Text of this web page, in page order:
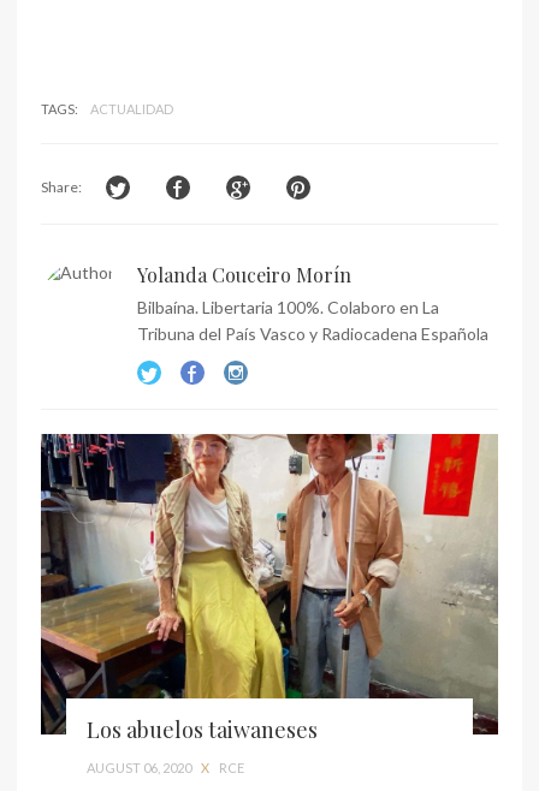
TAGS: ACTUALIDAD
Share:
Yolanda Couceiro Morín
Bilbaína. Libertaria 100%. Colaboro en La
Tribuna del País Vasco y Radiocadena Española
Los abuelos taiwaneses
AUGUST 06, 2020 X RCE